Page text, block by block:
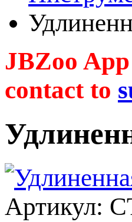
JBZoo
contact to
Артикул: